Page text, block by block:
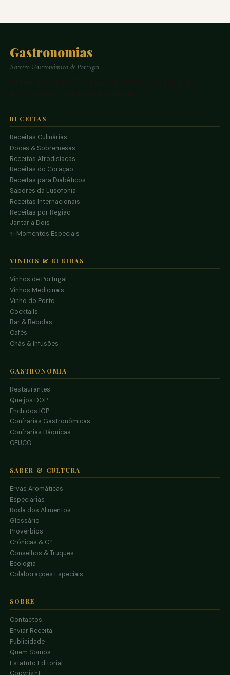
Gastronomias
Roteiro Gastronómico de Portugal
RECEITAS
Receitas Culinárias
Doces & Sobremesas
Receitas Afrodisíacas
Receitas do Coração
Receitas para Diabéticos
Sabores da Lusofonia
Receitas Internacionais
Receitas por Região
Jantar a Dois
✨ Momentos Especiais
VINHOS & BEBIDAS
Vinhos de Portugal
Vinhos Medicinais
Vinho do Porto
Cocktails
Bar & Bebidas
Cafés
Chás & Infusões
GASTRONOMIA
Restaurantes
Queijos DOP
Enchidos IGP
Confrarias Gastronómicas
Confrarias Báquicas
CEUCO
SABER & CULTURA
Ervas Aromáticas
Especiarias
Roda dos Alimentos
Glossário
Provérbios
Crónicas & Cª.
Conselhos & Truques
Ecologia
Colaborações Especiais
SOBRE
Contactos
Enviar Receita
Publicidade
Quem Somos
Estatuto Editorial